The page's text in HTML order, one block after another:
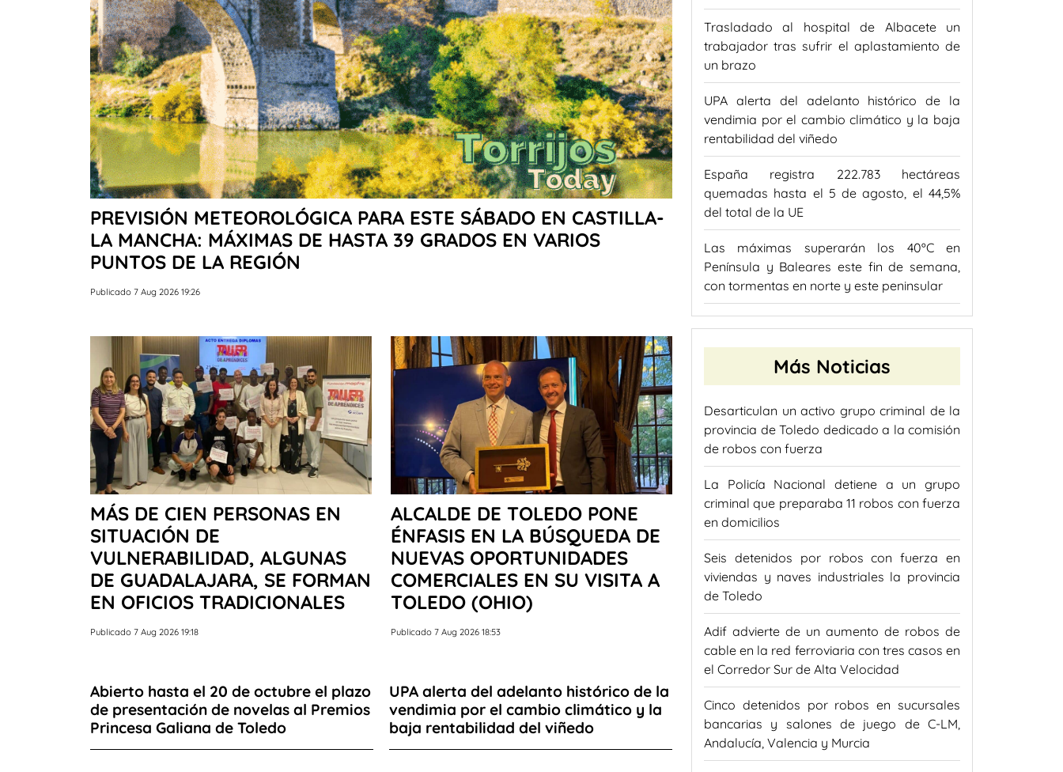
PREVISIÓN METEOROLÓGICA PARA ESTE SÁBADO EN CASTILLA-
LA MANCHA: MÁXIMAS DE HASTA 39 GRADOS EN VARIOS
PUNTOS DE LA REGIÓN
Publicado 7 Aug 2026 19:26
MÁS DE CIEN PERSONAS EN
SITUACIÓN DE
VULNERABILIDAD, ALGUNAS
DE GUADALAJARA, SE FORMAN
EN OFICIOS TRADICIONALES
Publicado 7 Aug 2026 19:18
ALCALDE DE TOLEDO PONE
ÉNFASIS EN LA BÚSQUEDA DE
NUEVAS OPORTUNIDADES
COMERCIALES EN SU VISITA A
TOLEDO (OHIO)
Publicado 7 Aug 2026 18:53
Abierto hasta el 20 de octubre el plazo
de presentación de novelas al Premios
Princesa Galiana de Toledo
UPA alerta del adelanto histórico de la
vendimia por el cambio climático y la
baja rentabilidad del viñedo
Trasladado al hospital de Albacete un
trabajador tras sufrir el aplastamiento de
un brazo
UPA alerta del adelanto histórico de la
vendimia por el cambio climático y la baja
rentabilidad del viñedo
España registra 222.783 hectáreas
quemadas hasta el 5 de agosto, el 44,5%
del total de la UE
Las máximas superarán los 40ºC en
Península y Baleares este fin de semana,
con tormentas en norte y este peninsular
Más Noticias
Desarticulan un activo grupo criminal de la
provincia de Toledo dedicado a la comisión
de robos con fuerza
La Policía Nacional detiene a un grupo
criminal que preparaba 11 robos con fuerza
en domicilios
Seis detenidos por robos con fuerza en
viviendas y naves industriales la provincia
de Toledo
Adif advierte de un aumento de robos de
cable en la red ferroviaria con tres casos en
el Corredor Sur de Alta Velocidad
Cinco detenidos por robos en sucursales
bancarias y salones de juego de C-LM,
Andalucía, Valencia y Murcia